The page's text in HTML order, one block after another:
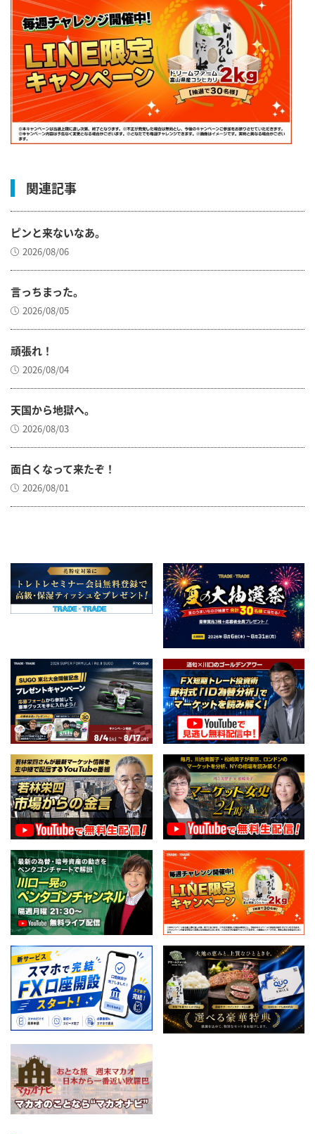
関連記事
ピンと来ないなあ。
2026/08/06
言っちまった。
2026/08/05
頑張れ！
2026/08/04
天国から地獄へ。
2026/08/03
面白くなって来たぞ！
2026/08/01